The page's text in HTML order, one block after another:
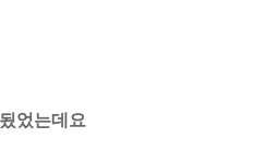
었는데요